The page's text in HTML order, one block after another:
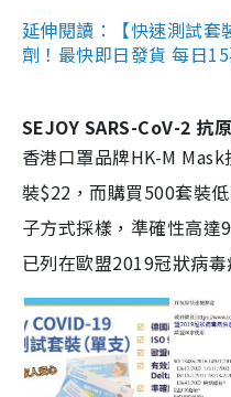
延伸閱讀：【快速測試套
劑！最快即日發貨 每日
SEJOY SARS-CoV-2 抗
香港口罩品牌HK-M
裝$22，而購買500套裝
子方式採樣，準確性高
已列在歐盟2019冠狀病